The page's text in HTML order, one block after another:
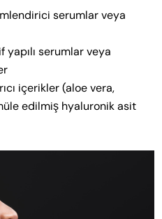
serumlar veya
yapılı serumlar veya
içerikler (aloe vera,
edilmiş hyaluronik asit